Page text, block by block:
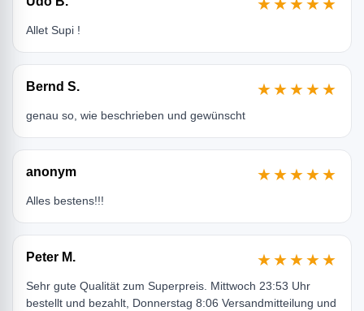
★★★★★
Allet Supi !
Bernd S. ★★★★★
genau so, wie beschrieben und gewünscht
anonym ★★★★★
Alles bestens!!!
Peter M. ★★★★★
Sehr gute Qualität zum Superpreis. Mittwoch 23:53 Uhr
bestellt und bezahlt, Donnerstag 8:06 Versandmitteilung und